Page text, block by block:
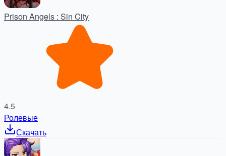
Prison Angels : Sin City
4.5
Ролевые
Скачать